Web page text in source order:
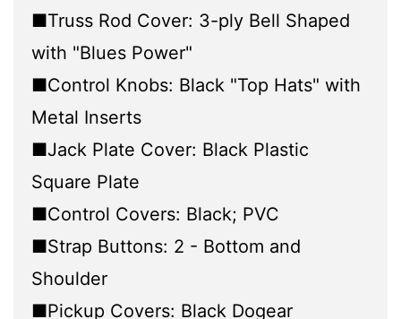
■Truss Rod Cover: 3-ply Bell Shaped
with "Blues Power"
■Control Knobs: Black "Top Hats" with
Metal Inserts
■Jack Plate Cover: Black Plastic
Square Plate
■Control Covers: Black; PVC
■Strap Buttons: 2 - Bottom and
Shoulder
■Pickup Covers: Black Dogear